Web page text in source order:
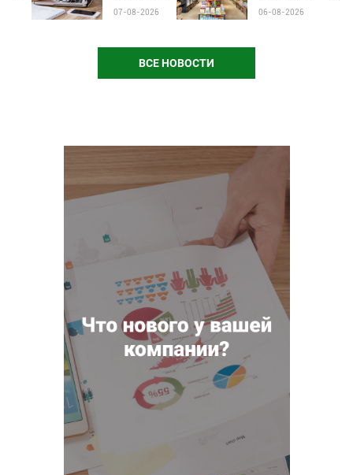
стартовал
звание
07-08-2026
чёрного пиара
06-08-2026
ВСЕ НОВОСТИ